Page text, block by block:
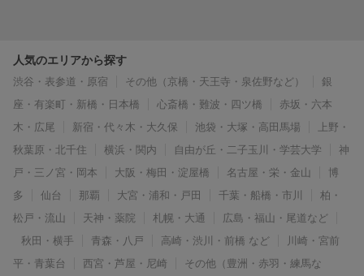
人気のエリアから探す
渋谷・表参道・原宿 その他（京橋・天王寺・泉佐野など）
銀
座・有楽町・新橋・日本橋
心斎橋・難波・四ツ橋
赤坂・六本
木・広尾
新宿・代々木・大久保 池袋・大塚・高田馬場
上野・
秋葉原・北千住
横浜・関内 自由が丘・二子玉川・学芸大学
神
戸・三ノ宮・岡本
大阪・梅田・淀屋橋 名古屋・栄・金山
博
多
仙台 那覇 大宮・浦和・戸田 千葉・船橋・市川
柏・
松戸・流山
天神・薬院 札幌・大通
広島・福山・尾道など
秋田・横手
青森・八戸 高崎・渋川・前橋 など
川崎・宮前
平・青葉台
西宮・芦屋・尼崎
その他（豊洲・赤羽・練馬な